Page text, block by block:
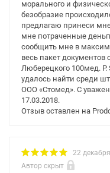
морального и
безобразие
предлагаю принеси
мне потраченные
сообщить мне в
весь пакет
Люберецкого 100мед. P.
удалось найти среди
ООО «Стомед». С
17.03.2018.
Отзыв оставлен на
22
Автор скрыт